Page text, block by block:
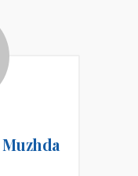
Muzhda